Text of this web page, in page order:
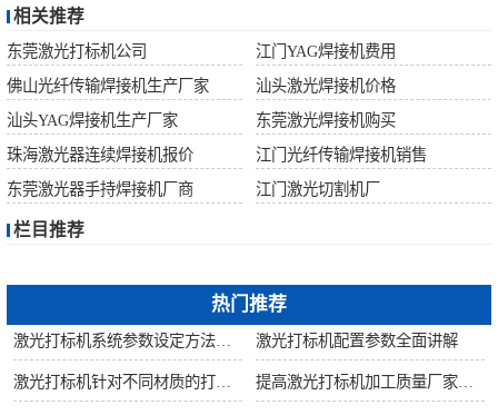
相关推荐
东莞激光打标机公司
江门YAG焊接机费用
佛山光纤传输焊接机生产厂家
汕头激光焊接机价格
汕头YAG焊接机生产厂家
东莞激光焊接机购买
珠海激光器连续焊接机报价
江门光纤传输焊接机销售
东莞激光器手持焊接机厂商
江门激光切割机厂
栏目推荐
热门推荐
激光打标机配置参数全面讲解